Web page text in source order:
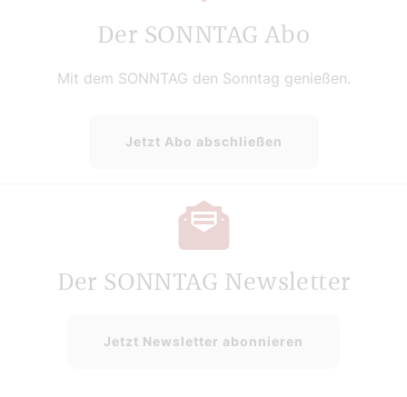
Der SONNTAG Abo
Mit dem SONNTAG den Sonntag genießen.
Jetzt Abo abschließen
Der SONNTAG Newsletter
Jetzt Newsletter abonnieren